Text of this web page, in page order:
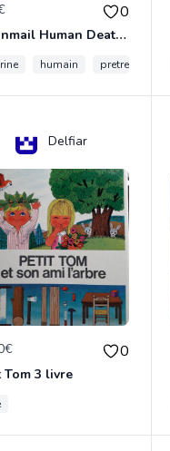
0
Chainmail Human Death Cleric
humain pretre
Delfiar
0
Tom 3 livre